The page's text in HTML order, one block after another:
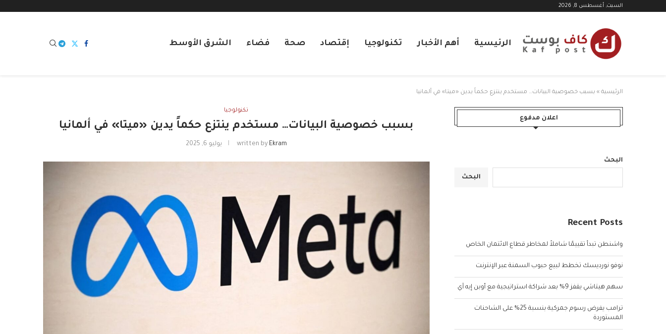
السبت, أغسطس 8, 2026
الرئيسية أهم الأخبار تكنولوجيا إقتصاد صحة فضاء الشرق الأوسط
الرئيسية » بسبب خصوصية البيانات… مستخدم ينتزع حكماً يدين «ميتا» في ألمانيا
تكنولوجيا
بسبب خصوصية البيانات… مستخدم ينتزع حكماً يدين «ميتا» في ألمانيا
written by Ekram يوليو 6, 2025
اعلان مدفوع
البحث
البحث
Recent Posts
واشنطن تبدأ تقييمًا شاملاً لمخاطر قطاع الائتمان الخاص
نوفو نورديسك تخطط لبيع حبوب السمنة عبر الإنترنت
سهم هيتاشي يقفز 9% بعد شراكة استراتيجية مع أوبن إيه آي
ترامب يفرض رسوم جمركية بنسبة 25% على الشاحنات
المستوردة